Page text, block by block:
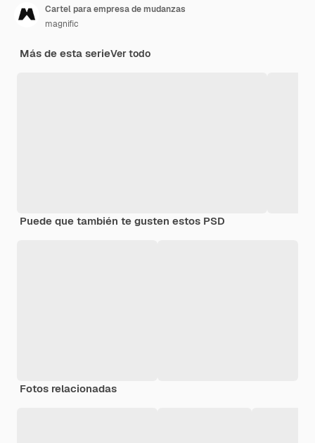
Cartel para empresa de mudanzas
magnific
Más de esta serieVer todo
Puede que también te gusten estos PSD
Fotos relacionadas